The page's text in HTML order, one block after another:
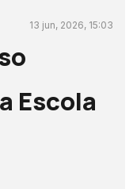
13 jun, 2026, 15:03
Escola